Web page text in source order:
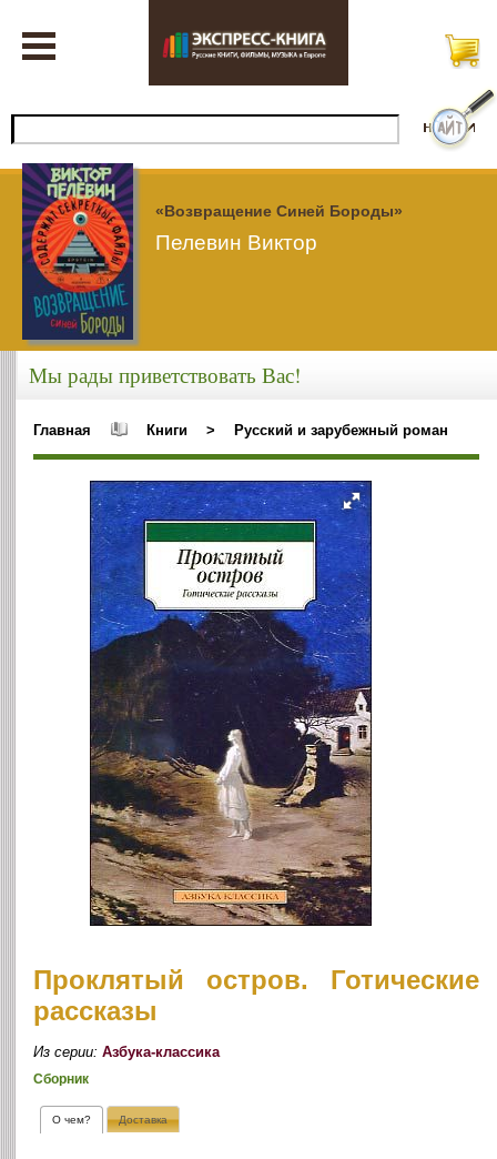
«Возвращение Синей Бороды»
Пелевин Виктор
Мы рады приветствовать Вас!
Главная Книги > Русский и зарубежный роман
Проклятый остров. Готические
рассказы
Из серии:Азбука-классика
Сборник
О чем? Доставка